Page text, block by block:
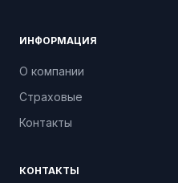
ИНФОРМАЦИЯ
О компании
Страховые
Контакты
КОНТАКТЫ